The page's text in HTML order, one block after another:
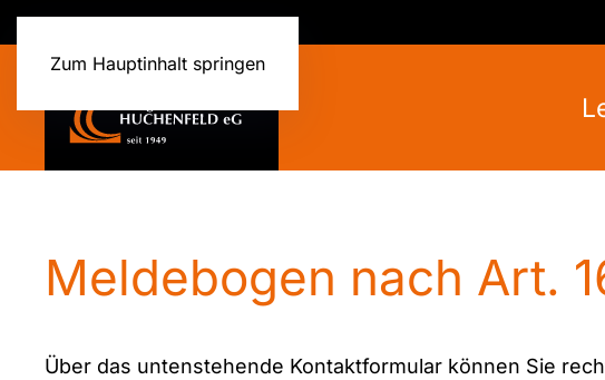
Zum Hauptinhalt springen
Meldebogen nach Art.
Über das untenstehende Kontaktformular können Sie